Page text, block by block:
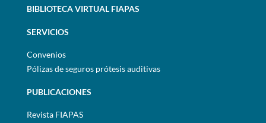
BIBLIOTECA VIRTUAL FIAPAS
SERVICIOS
Convenios
Pólizas de seguros prótesis auditivas
PUBLICACIONES
Revista FIAPAS